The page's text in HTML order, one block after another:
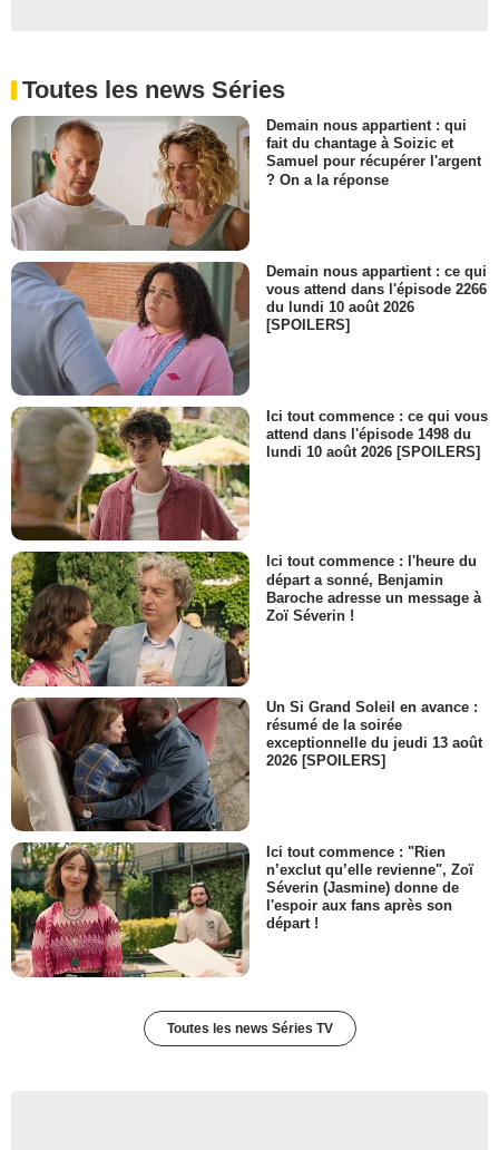
Toutes les news Séries
Demain nous appartient : qui
fait du chantage à Soizic et
Samuel pour récupérer l'argent
? On a la réponse
Demain nous appartient : ce qui
vous attend dans l'épisode 2266
du lundi 10 août 2026
[SPOILERS]
Ici tout commence : ce qui vous
attend dans l'épisode 1498 du
lundi 10 août 2026 [SPOILERS]
Ici tout commence : l'heure du
départ a sonné, Benjamin
Baroche adresse un message à
Zoï Séverin !
Un Si Grand Soleil en avance :
résumé de la soirée
exceptionnelle du jeudi 13 août
2026 [SPOILERS]
Ici tout commence : "Rien
n’exclut qu’elle revienne", Zoï
Séverin (Jasmine) donne de
l'espoir aux fans après son
départ !
Toutes les news Séries TV